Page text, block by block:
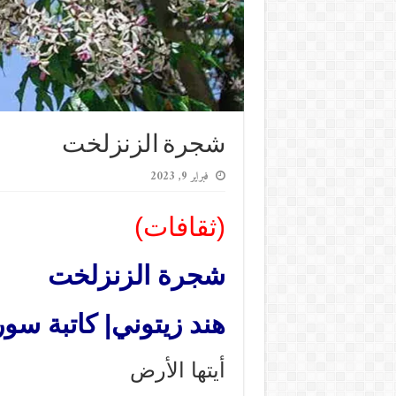
شجرة الزنزلخت
فبراير 9, 2023
(ثقافات)
شجرة الزنزلخت
هند زيتوني| كاتبة
أيتها الأرض